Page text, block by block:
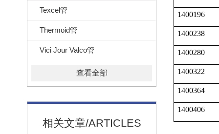
Texcel管
Thermoid管
Vici Jour Valco管
查看全部
相关文章/ARTICLES
1400196
1400238
1400280
1400322
1400364
1400406